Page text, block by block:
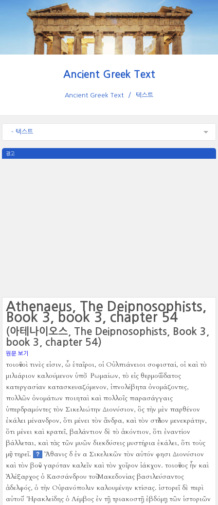
Ancient Greek Text
Ancient Greek Text 텍스트
- 텍스트
광고
Athenaeus, The Deipnosophists,
Book 3, book 3, chapter 54
(아테나이오스, The Deipnosophists, Book 3,
book 3, chapter 54)
원문 보기
τοιοῦτοὶ τινὲς εἰσιν, ὦ ἑταῖροι, οἱ Οὐλπιάνειοι σοφισταί, οἱ καὶ τὸ
μιλιάριον καλούμενον ὑπὸ Ῥωμαίων, τὸ εἰς θερμοῦ ὕδατος
κατεργασίαν κατασκευαζόμενον, ἰπνολέβητα ὀνομάζοντες,
πολλῶν ὀνομάτων ποιηταὶ καὶ πολλοῖς παρασάγγαις
ὑπερδραμόντες τὸν Σικελιώτην Διονύσιον, ὃς τὴν μὲν παρθένον
ἐκάλει μένανδρον, ὅτι μένει τὸν ἄνδρα, καὶ τὸν στῦλον μενεκράτην,
ὅτι μένει καὶ κρατεῖ, βαλάντιον δὲ τὸ ἀκόντιον, ὅτι ἐναντίον
βάλλεται, καὶ τὰς τῶν μυῶν διεκδύσεις μυστήρια ἐκάλει, ὅτι τοὺς
μῦς τηρεῖ.
?
Ἄθανις δ ἐν α Σικελικῶν τὸν αὐτόν φησι Διονύσιον
καὶ τὸν βοῦν γαρόταν καλεῖν καὶ τὸν χοῖρον ἰάκχον. τοιοῦτος ἦν καὶ
Ἀλέξαρχος ὁ Κασσάνδρου τοῦ Μακεδονίας βασιλεύσαντος
ἀδελφός, ὁ τὴν Οὐρανόπολιν καλουμένην κτίσας. ἱστορεῖ δὲ περὶ
αὐτοῦ ῾ Ἡρακλείδης ὁ Λέμβος ἐν τῇ τριακοστῇ ἑβδόμῃ τῶν ἱστοριῶν